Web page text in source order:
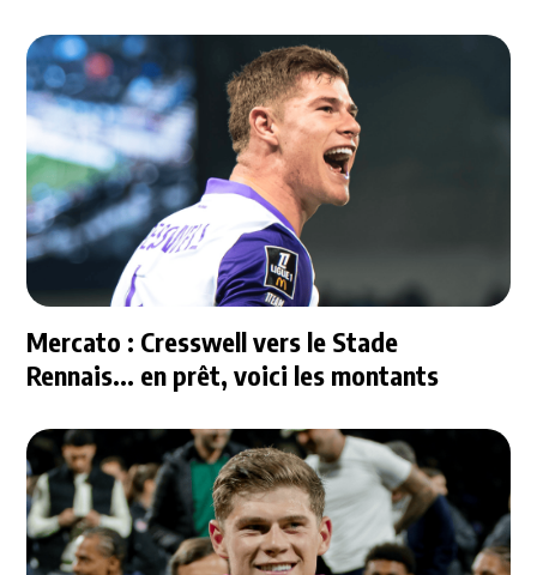
Mercato : Cresswell vers le Stade
Rennais... en prêt, voici les montants